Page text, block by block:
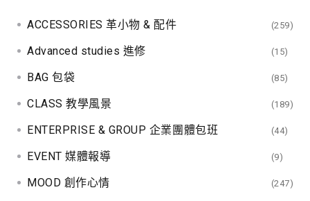
ACCESSORIES 革小物 & 配件 (259)
Advanced studies 進修 (15)
BAG 包袋 (85)
CLASS 教學風景 (189)
ENTERPRISE & GROUP 企業團體包班 (44)
EVENT 媒體報導 (9)
MOOD 創作心情 (247)